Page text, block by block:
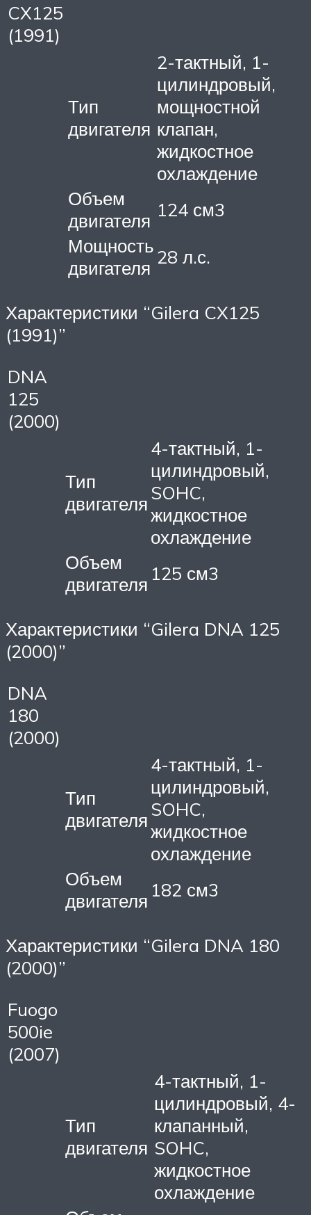
CX125
(1991)
Тип
двигателя
2-тактный, 1-
цилиндровый,
мощностной
клапан,
жидкостное
охлаждение
Объем
двигателя 124 см3
Мощность
двигателя 28 л.с.
Характеристики “Gilera CX125
(1991)”
DNA
125
(2000)
Тип
двигателя
4-тактный, 1-
цилиндровый,
SOHC,
жидкостное
охлаждение
Объем
двигателя 125 см3
Характеристики “Gilera DNA 125
(2000)”
DNA
180
(2000)
Тип
двигателя
4-тактный, 1-
цилиндровый,
SOHC,
жидкостное
охлаждение
Объем
двигателя 182 см3
Характеристики “Gilera DNA 180
(2000)”
Fuogo
500ie
(2007)
Тип
двигателя
4-тактный, 1-
цилиндровый, 4-
клапанный,
SOHC,
жидкостное
охлаждение